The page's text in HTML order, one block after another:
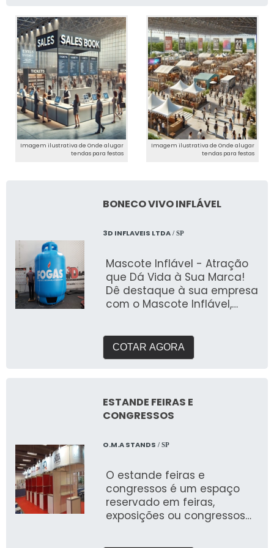
Imagem ilustrativa de Onde alugar
tendas para festas
Imagem ilustrativa de Onde alugar
tendas para festas
BONECO VIVO INFLÁVEL
3D INFLAVEIS LTDA/ SP
Mascote Inflável - Atração
que Dá Vida à Sua Marca!
Dê destaque à sua empresa
com o Mascote Inflável,
atenção e engajar o
público. Fabricado pela 3D
ações promocionais,
inaugurações e campanhas
personagem ou logotipo à
vida em grande estilo. ✔
Personalizada:
Transformamos o mascote
da sua marca em um
inflável de grande impacto,
COTAR AGORA
ESTANDE FEIRAS E
CONGRESSOS
O.M.A STANDS / SP
O estande feiras e
congressos é um espaço
reservado em feiras,
exposições ou congressos